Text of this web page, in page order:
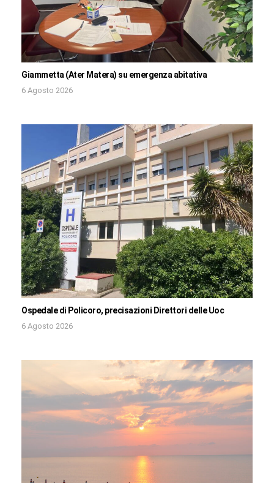
Giammetta (Ater Matera) su emergenza abitativa
6 Agosto 2026
Ospedale di Policoro, precisazioni Direttori delle Uoc
6 Agosto 2026